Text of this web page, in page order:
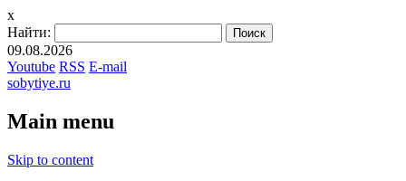
x
Найти:
09.08.2026
Youtube RSS E-mail
sobytiye.ru
Main menu
Skip to content